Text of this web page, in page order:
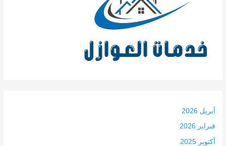
أبريل 2026
فبراير 2026
أكتوبر 2025